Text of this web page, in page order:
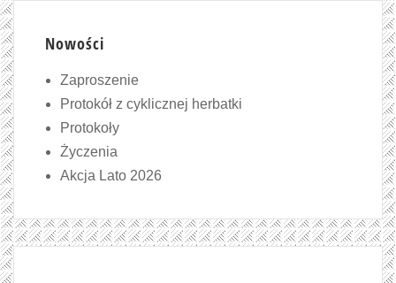
Nowości
Zaproszenie
Protokół z cyklicznej herbatki
Protokoły
Życzenia
Akcja Lato 2026